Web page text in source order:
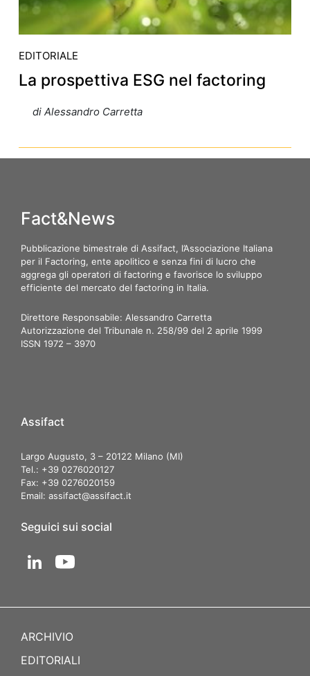
EDITORIALE
La prospettiva ESG nel factoring
di Alessandro Carretta
Fact&News
Pubblicazione bimestrale di Assifact, l’Associazione Italiana
per il Factoring, ente apolitico e senza fini di lucro che
aggrega gli operatori di factoring e favorisce lo sviluppo
efficiente del mercato del factoring in Italia.
Direttore Responsabile: Alessandro Carretta
Autorizzazione del Tribunale n. 258/99 del 2 aprile 1999
ISSN 1972 – 3970
Assifact
Largo Augusto, 3 – 20122 Milano (MI)
Tel.: +39 0276020127
Fax: +39 0276020159
Email: assifact@assifact.it
Seguici sui social
ARCHIVIO
EDITORIALI